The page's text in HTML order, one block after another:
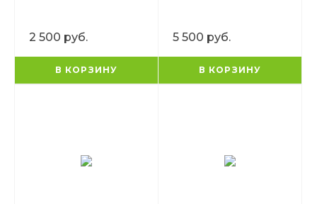
2 500 руб.
В КОРЗИНУ
5 500 руб.
В КОРЗИНУ